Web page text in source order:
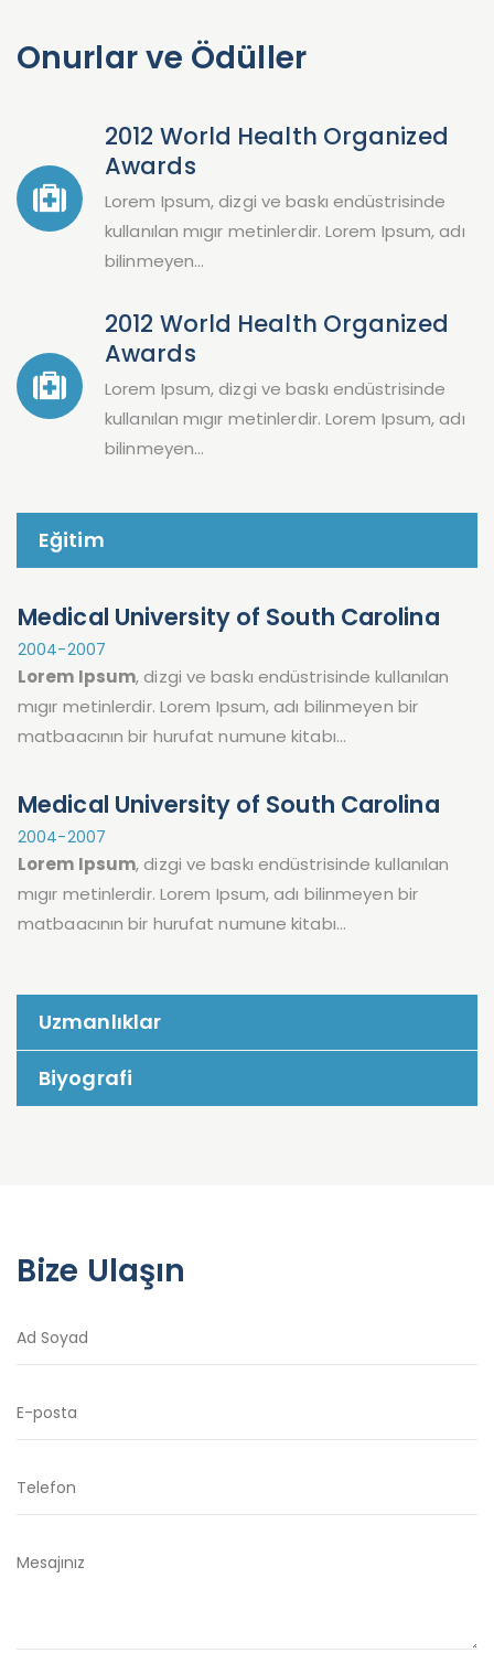
Onurlar ve Ödüller
2012 World Health Organized
Awards
Lorem Ipsum, dizgi ve baskı endüstrisinde
kullanılan mıgır metinlerdir. Lorem Ipsum, adı
bilinmeyen…
2012 World Health Organized
Awards
Lorem Ipsum, dizgi ve baskı endüstrisinde
kullanılan mıgır metinlerdir. Lorem Ipsum, adı
bilinmeyen…
Eğitim
Medical University of South Carolina
2004-2007
Lorem Ipsum, dizgi ve baskı endüstrisinde kullanılan
mıgır metinlerdir. Lorem Ipsum, adı bilinmeyen bir
matbaacının bir hurufat numune kitabı…
Medical University of South Carolina
2004-2007
Lorem Ipsum, dizgi ve baskı endüstrisinde kullanılan
mıgır metinlerdir. Lorem Ipsum, adı bilinmeyen bir
matbaacının bir hurufat numune kitabı…
Uzmanlıklar
Biyografi
Bize Ulaşın